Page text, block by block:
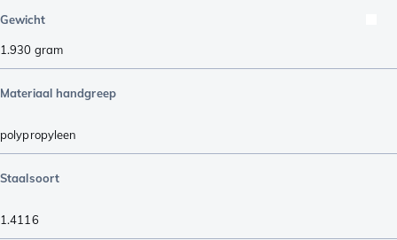
Gewicht
1.930 gram
Materiaal handgreep
polypropyleen
Staalsoort
1.4116